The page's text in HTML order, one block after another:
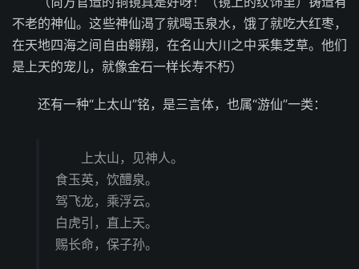
不老的神仙。这些神仙渴了就喝玉泉水，饿了就吃大红枣，
在天地四海之间自由翱翔，在名山大川之中采集芝草。他们
是上天的宠儿，就像金石一样长寿不朽）
还有一种“上太山”铭，是三言体，也属“游仙”一类：
上太山，见神人。
食玉英，饮醴泉。
驾飞龙，乘浮云。
白虎引，直上天。
赐长命，保子孙。